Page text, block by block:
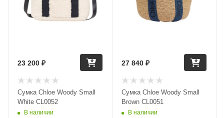
Сумка Chloe Woody Small
White CL0052
В наличии
23 200 ₽
Сумка Chloe Woody Small
Brown CL0051
В наличии
27 840 ₽